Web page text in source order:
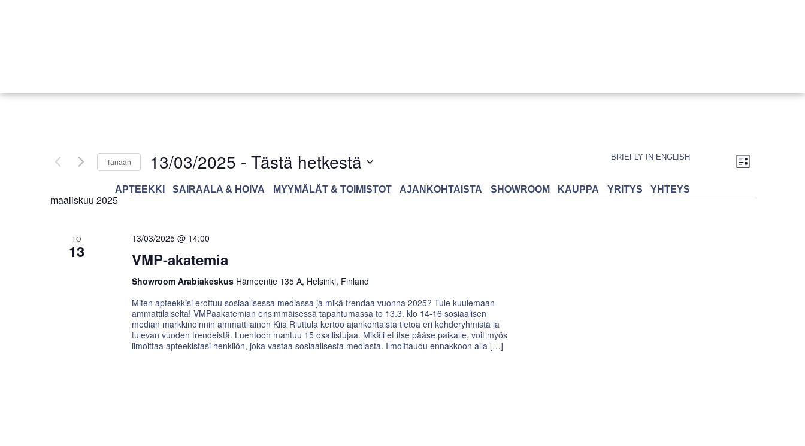
BRIEFLY IN ENGLISH
APTEEKKI SAIRAALA & HOIVA MYYMÄLÄT & TOIMISTOT AJANKOHTAISTA SHOWROOM KAUPPA YRITYS YHTEYS
Näkymät
navigointi
TAPAHTUMA
VIEWS
Lista
Tänään 13/03/2025 - Tästä hetkestä
päivä.
maaliskuu 2025
TO
13
13/03/2025 @ 14:00
VMP-akatemia
Showroom Arabiakeskus Hämeentie 135 A, Helsinki, Finland
Miten apteekkisi erottuu sosiaalisessa mediassa ja mikä trendaa vuonna 2025? Tule kuulemaan
ammattilaiselta! VMPaakatemian ensimmäisessä tapahtumassa to 13.3. klo 14-16 sosiaalisen
median markkinoinnin ammattilainen Kiia Riuttula kertoo ajankohtaista tietoa eri kohderyhmistä ja
tulevan vuoden trendeistä. Luentoon mahtuu 15 osallistujaa. Mikäli et itse pääse paikalle, voit myös
ilmoittaa apteekistasi henkilön, joka vastaa sosiaalisesta mediasta. Ilmoittaudu ennakkoon alla […]